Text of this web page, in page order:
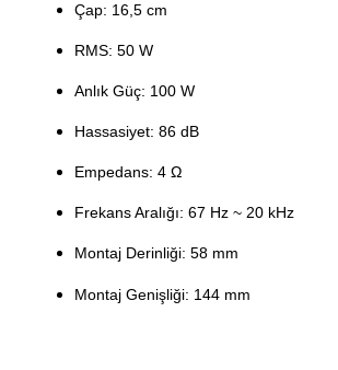
Çap: 16,5 cm
RMS: 50 W
Anlık Güç: 100 W
Hassasiyet: 86 dB
Empedans: 4 Ω
Frekans Aralığı: 67 Hz ~ 20 kHz
Montaj Derinliği: 58 mm
Montaj Genişliği: 144 mm